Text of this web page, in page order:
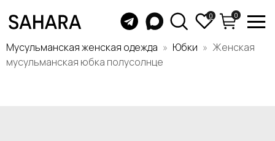
Мусульманская женская одежда Юбки
Женская
мусульманская юбка полусолнце